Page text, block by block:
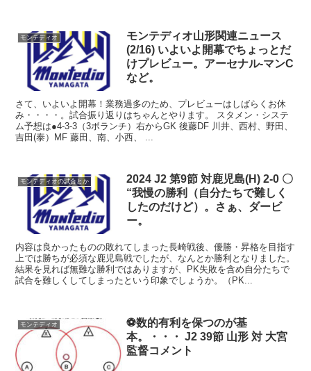
モンテディオ
モンテディオ山形関連ニュース
(2/16) いよいよ開幕でちょっとだ
けプレビュー。アーセナル-マンC
など。
さて、いよいよ開幕！業務過多のため、プレビューはしばらくお休
み・・・・。試合振り返りはちゃんとやります。 スタメン・システ
ム予想は●4-3-3（3ボランチ）右からGK 後藤DF 川井、西村、野田、
吉田(泰）MF 藤田、南、小西、 ...
モンテディオの試合とか
2024 J2 第9節 対鹿児島(H) 2-0 〇
“我慢の勝利（自分たちで難しく
したのだけど）。さぁ、ダービ
ー。
内容は良かったものの敗れてしまった長崎戦後、優勝・昇格を目指す
上では勝ちが必須な鹿児島戦でしたが、なんとか勝利となりました。
結果を見れば無難な勝利ではありますが、PK失敗を含め自分たちで
試合を難しくしてしまったという印象でしょうか。（PK...
モンテディオ
⚽数的有利を保つのが基
本。・・・ J2 39節 山形 対 大宮
監督コメント